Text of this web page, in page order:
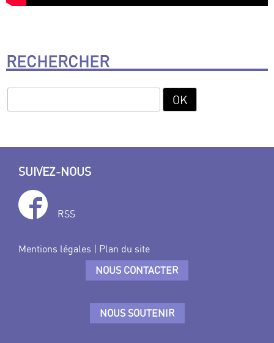
RECHERCHER
SUIVEZ-NOUS
RSS
Mentions légales | Plan du site
NOUS CONTACTER
NOUS SOUTENIR